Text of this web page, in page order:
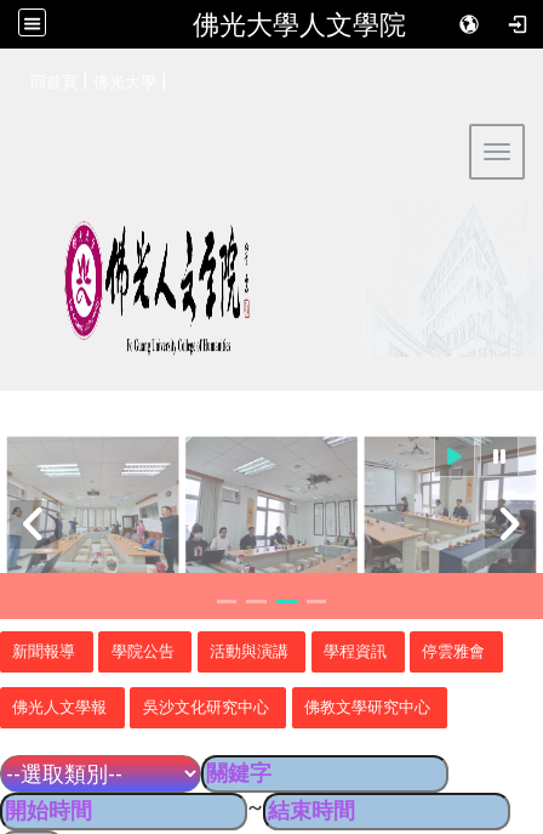
佛光大學人文學院
新聞報導 學院公告 活動與演講 學程資訊 停雲雅會
佛光人文學報 吳沙文化研究中心 佛教文學研究中心
~